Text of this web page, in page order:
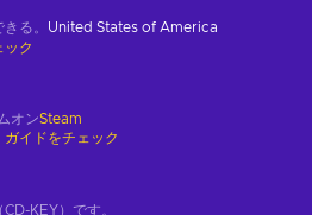
る。 United States of America
ック
オンSteam
イドをチェック
KEY）です。